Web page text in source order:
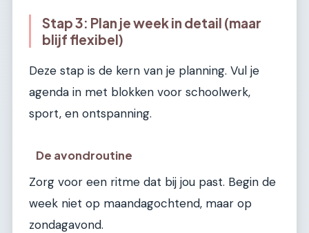
Stap 3: Plan je week in detail (maar
blijf flexibel)
Deze stap is de kern van je planning. Vul je
agenda in met blokken voor schoolwerk,
sport, en ontspanning.
De avondroutine
Zorg voor een ritme dat bij jou past. Begin de
week niet op maandagochtend, maar op
zondagavond.